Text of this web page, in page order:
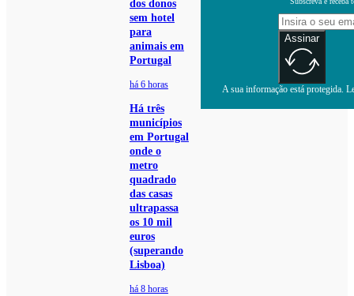
dos donos
sem hotel
para
animais em
Portugal
há 6 horas
Há três
municípios
em Portugal
onde o
metro
quadrado
das casas
ultrapassa
os 10 mil
euros
(superando
Lisboa)
há 8 horas
Assinar
A sua informação está protegida.